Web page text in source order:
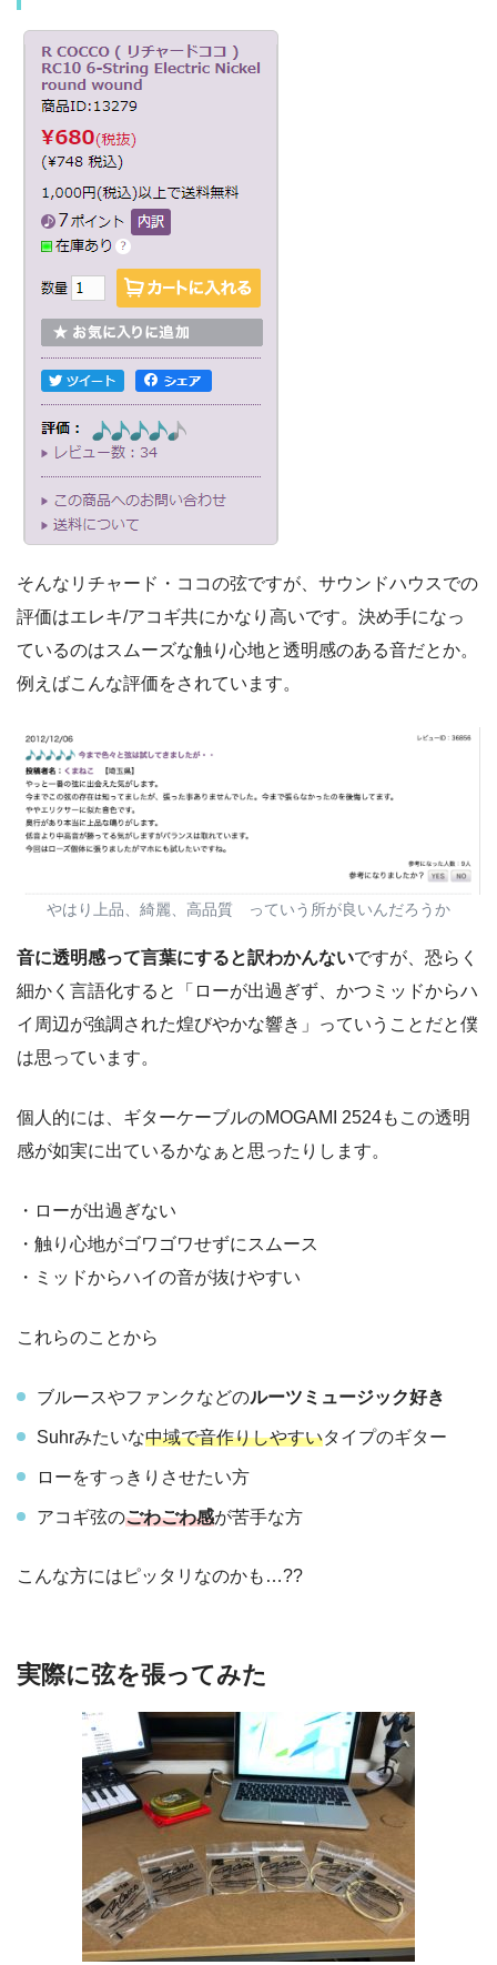
そんなリチャード・ココの弦ですが、サウンドハウスでの
評価はエレキ/アコギ共にかなり高いです。決め手になっ
ているのはスムーズな触り心地と透明感のある音だとか。
例えばこんな評価をされています。
やはり上品、綺麗、高品質 っていう所が良いんだろうか
音に透明感って言葉にすると訳わかんないですが、恐らく
細かく言語化すると「 ローが出過ぎず、かつミッドからハ
イ周辺が強調された煌びやかな響き 」っていうことだと僕
は思っています。
個人的には、ギターケーブルのMOGAMI 2524もこの透明
感が如実に出ているかなぁと思ったりします。
・ローが出過ぎない
・触り心地がゴワゴワせずにスムース
・ミッドからハイの音が抜けやすい
これらのことから
ブルースやファンクなどのルーツミュージック好き
Suhrみたいな中域で音作りしやすいタイプのギター
ローをすっきりさせたい方
アコギ弦のごわごわ感が苦手な方
こんな方にはピッタリなのかも…??
実際に弦を張ってみた